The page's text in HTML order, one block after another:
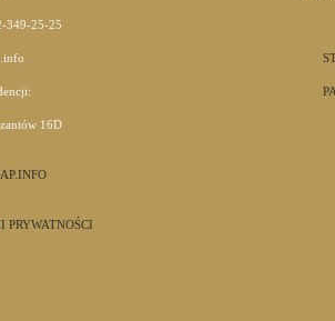
349-25-25
16D
PRYWATNOŚCI